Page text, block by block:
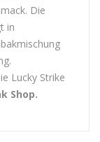
Die
in
Lucky Strike
Shop.